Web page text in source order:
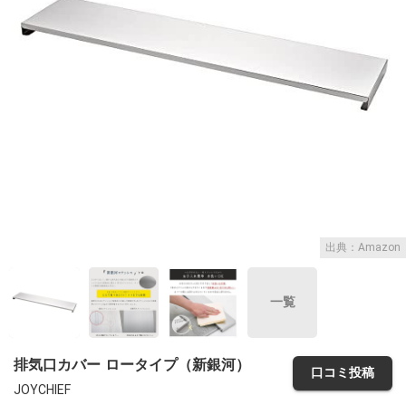
出典：Amazon
一覧
排気口カバー ロータイプ（新銀河）
JOYCHIEF
口コミ投稿